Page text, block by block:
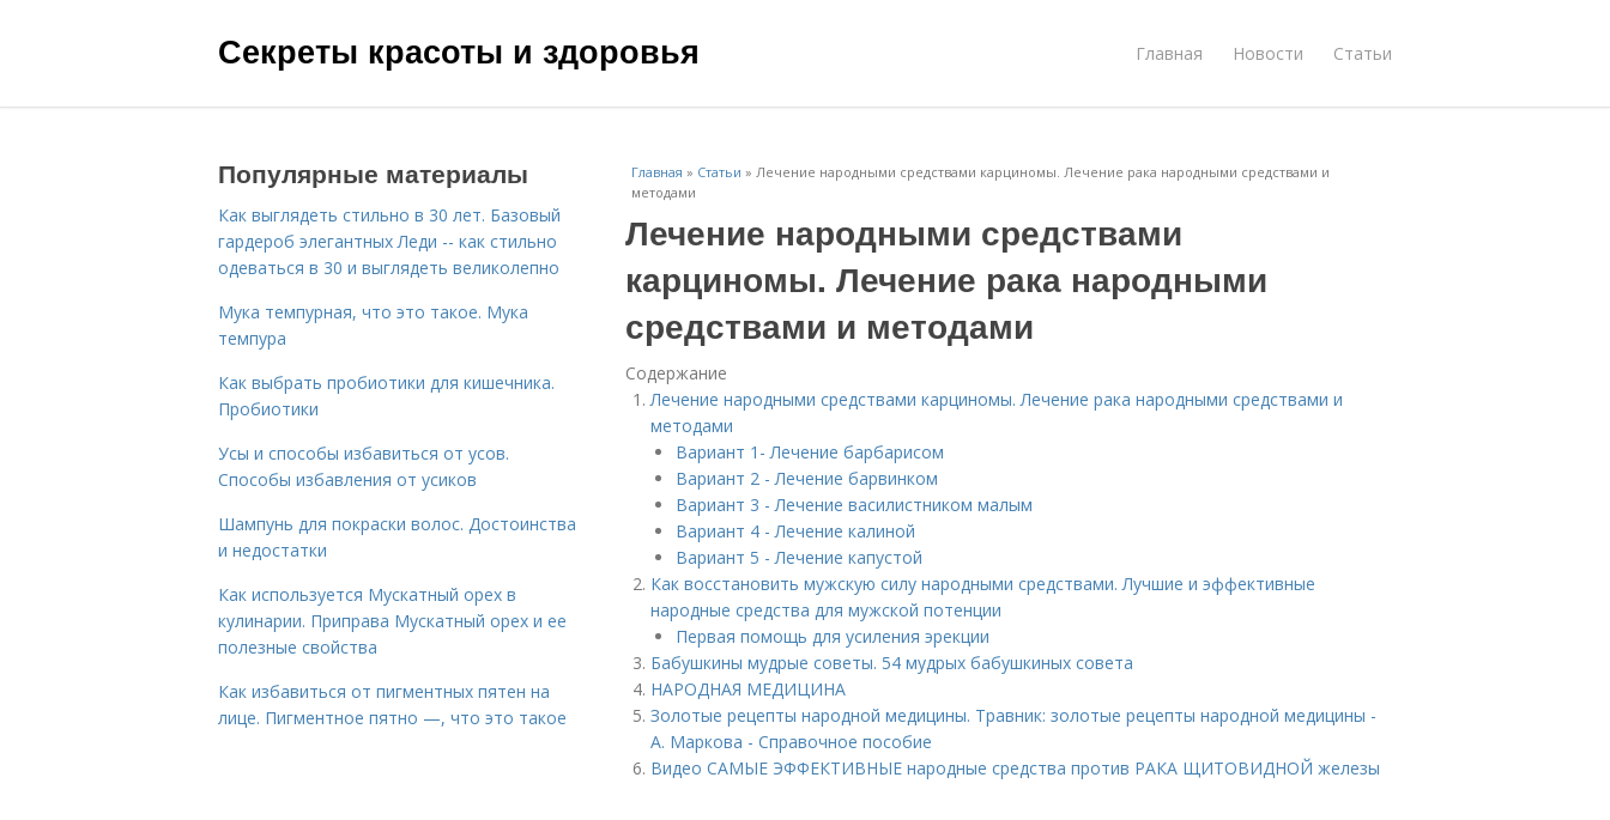
Секреты красоты и здоровья Главная Новости Статьи
Главная » Статьи » Лечение народными средствами карциномы. Лечение рака народными средствами и
методами
Лечение народными средствами
карциномы. Лечение рака народными
средствами и методами
Содержание
Лечение народными средствами карциномы. Лечение рака народными средствами и
методами
Вариант 1- Лечение барбарисом
Вариант 2 - Лечение барвинком
Вариант 3 - Лечение василистником малым
Вариант 4 - Лечение калиной
Вариант 5 - Лечение капустой
Как восстановить мужскую силу народными средствами. Лучшие и эффективные
народные средства для мужской потенции
Первая помощь для усиления эрекции
Бабушкины мудрые советы. 54 мудрых бабушкиных совета
НАРОДНАЯ МЕДИЦИНА
Золотые рецепты народной медицины. Травник: золотые рецепты народной медицины -
А. Маркова - Справочное пособие
Видео САМЫЕ ЭФФЕКТИВНЫЕ народные средства против РАКА ЩИТОВИДНОЙ железы
Популярные материалы
Как выглядеть стильно в 30 лет. Базовый
гардероб элегантных Леди -- как стильно
одеваться в 30 и выглядеть великолепно
Мука темпурная, что это такое. Мука
темпура
Как выбрать пробиотики для кишечника.
Пробиотики
Усы и способы избавиться от усов.
Способы избавления от усиков
Шампунь для покраски волос. Достоинства
и недостатки
Как используется Мускатный орех в
кулинарии. Приправа Мускатный орех и ее
полезные свойства
Как избавиться от пигментных пятен на
лице. Пигментное пятно —, что это такое